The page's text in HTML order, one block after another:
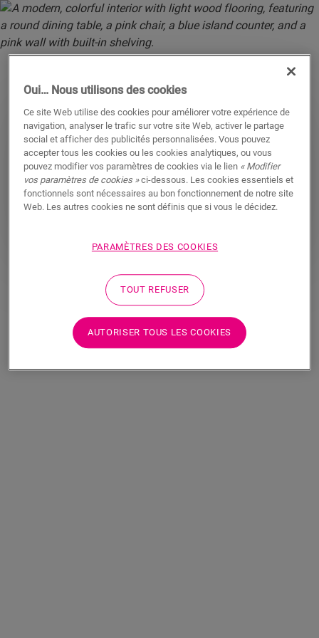
FRANÇAIS
DEUTSCH
Oui… Nous utilisons des cookies
Ce site Web utilise des cookies pour améliorer votre expérience de
navigation, analyser le trafic sur votre site Web, activer le partage
social et afficher des publicités personnalisées. Vous pouvez
accepter tous les cookies ou les cookies analytiques, ou vous
pouvez modifier vos paramètres de cookies via le lien « Modifier
vos paramètres de cookies »ci-dessous. Les cookies essentiels et
fonctionnels sont nécessaires au bon fonctionnement de notre site
Web. Les autres cookies ne sont définis que si vous le décidez.
PARAMÈTRES DES COOKIES
TOUT REFUSER
AUTORISER TOUS LES COOKIES